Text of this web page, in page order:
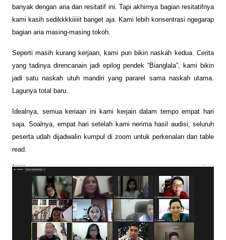
banyak dengan aria dan resitatif ini. Tapi akhirnya bagian resitatifnya
kami kasih sedikkkkiiiiit banget aja. Kami lebih konsentrasi ngegarap
bagian aria masing-masing tokoh.
Seperti masih kurang kerjaan, kami pun bikin naskah kedua. Cerita
yang tadinya direncanain jadi epilog pendek “Bianglala”, kami bikin
jadi satu naskah utuh mandiri yang pararel sama naskah utama.
Lagunya total baru.
Idealnya, semua keriaan ini kami kerjain dalam tempo empat hari
saja. Soalnya, empat hari setelah kami nerima hasil audisi, seluruh
peserta udah dijadwalin kumpul di zoom untuk perkenalan dan table
read.